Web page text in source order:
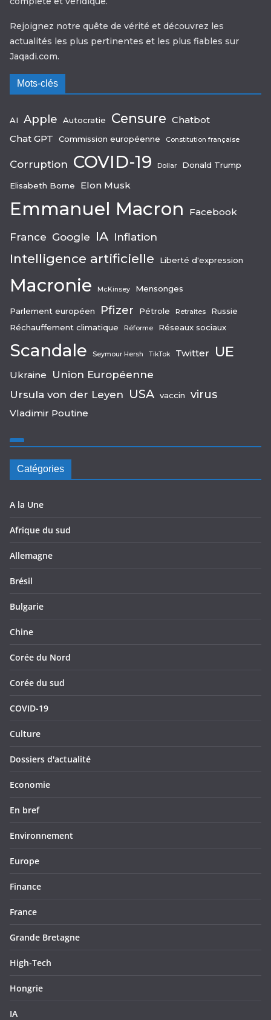
Rejoignez notre quête de vérité et découvrez les
actualités les plus pertinentes et les plus fiables sur
Jaqadi.com.
Mots-clés
AI Apple Autocratie Censure Chatbot
Chat GPT
Commission européenne Constitution française
Corruption COVID-19 Dollar Donald Trump
Elisabeth Borne Elon Musk
Emmanuel Macron Facebook
France Google IA Inflation
Intelligence artificielle Liberté d'expression
Macronie McKinsey Mensonges
Parlement européen Pfizer Pétrole Retraites
Russie
Réchauffement climatique
Réforme Réseaux sociaux
Scandale Seymour Hersh TikTok Twitter UE
Ukraine
Union Européenne
Ursula von der Leyen USA vaccin virus
Vladimir Poutine
Catégories
A la Une
Afrique du sud
Allemagne
Brésil
Bulgarie
Chine
Corée du Nord
Corée du sud
COVID-19
Culture
Dossiers d'actualité
Economie
En bref
Environnement
Europe
Finance
France
Grande Bretagne
High-Tech
Hongrie
IA